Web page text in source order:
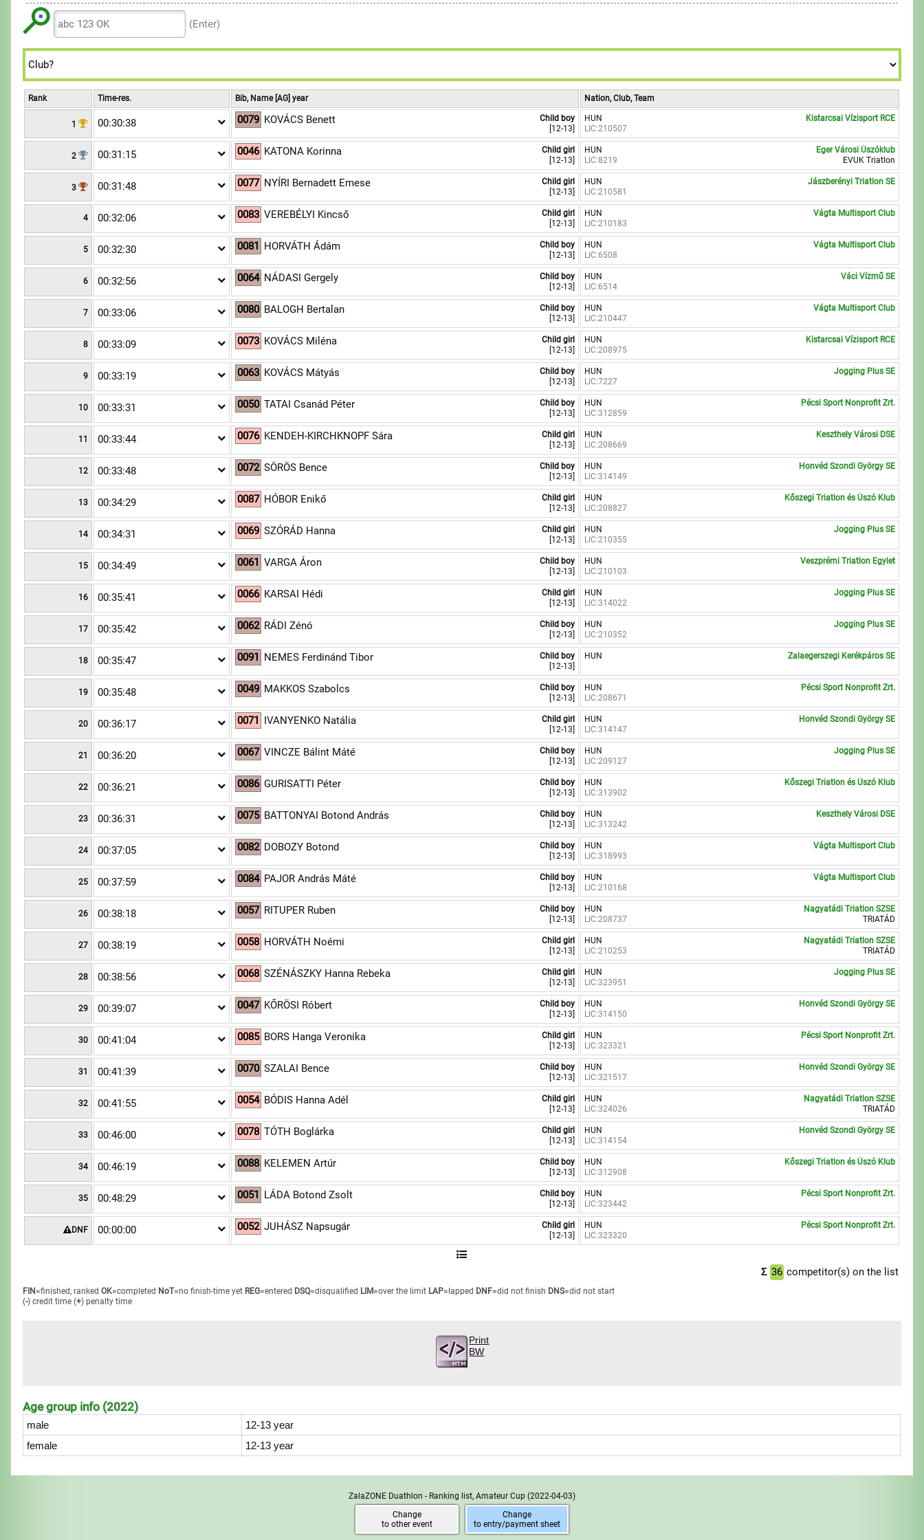
6
8
6
8
9
7
9
9
(Enter)
Rank Time-res. Bib, Name [AG] year Nation, Club, Team
1 00:30:38 0079
Child boy
[12-13]
KOVÁCS Benett
HUN
LIC:210507
Kistarcsai Vízisport RCE
2 00:31:15 0046
Child girl
[12-13]
KATONA Korinna
HUN
LIC:8219
Eger Városi Úszóklub
EVUK Triatlon
3 00:31:48 0077
Child girl
[12-13]
NYÍRI Bernadett Emese
HUN
LIC:210581
Jászberényi Triatlon SE
4 00:32:06 0083
Child girl
[12-13]
VEREBÉLYI Kincső
HUN
LIC:210183
Vágta Multisport Club
5 00:32:30 0081
Child boy
[12-13]
HORVÁTH Ádám
HUN
LIC:6508
Vágta Multisport Club
6 00:32:56 0064
Child boy
[12-13]
NÁDASI Gergely
HUN
LIC:6514
Váci Vízmű SE
7 00:33:06 0080
Child boy
[12-13]
BALOGH Bertalan
HUN
LIC:210447
Vágta Multisport Club
8 00:33:09 0073
Child girl
[12-13]
KOVÁCS Miléna
HUN
LIC:208975
Kistarcsai Vízisport RCE
9 00:33:19 0063
Child boy
[12-13]
KOVÁCS Mátyás
HUN
LIC:7227
Jogging Plus SE
10 00:33:31 0050
Child boy
[12-13]
TATAI Csanád Péter
HUN
LIC:312859
Pécsi Sport Nonprofit Zrt.
11 00:33:44 0076
Child girl
[12-13]
KENDEH-KIRCHKNOPF Sára
HUN
LIC:208669
Keszthely Városi DSE
12 00:33:48 0072
Child boy
[12-13]
SÖRÖS Bence
HUN
LIC:314149
Honvéd Szondi György SE
13 00:34:29 0087
Child girl
[12-13]
HÓBOR Enikő
HUN
LIC:208827
Kőszegi Triatlon és Úszó Klub
14 00:34:31 0069
Child girl
[12-13]
SZÓRÁD Hanna
HUN
LIC:210355
Jogging Plus SE
15 00:34:49 0061
Child boy
[12-13]
VARGA Áron
HUN
LIC:210103
Veszprémi Triatlon Egylet
16 00:35:41 0066
Child girl
[12-13]
KARSAI Hédi
HUN
LIC:314022
Jogging Plus SE
17 00:35:42 0062
Child boy
[12-13]
RÁDI Zénó
HUN
LIC:210352
Jogging Plus SE
18 00:35:47 0091
Child boy
[12-13]
NEMES Ferdinánd Tibor HUN Zalaegerszegi Kerékpáros SE
19 00:35:48 0049
Child boy
[12-13]
MAKKOS Szabolcs
HUN
LIC:208671
Pécsi Sport Nonprofit Zrt.
20 00:36:17 0071
Child girl
[12-13]
IVANYENKO Natália
HUN
LIC:314147
Honvéd Szondi György SE
21 00:36:20 0067
Child boy
[12-13]
VINCZE Bálint Máté
HUN
LIC:209127
Jogging Plus SE
22 00:36:21 0086
Child boy
[12-13]
GURISATTI Péter
HUN
LIC:313902
Kőszegi Triatlon és Úszó Klub
23 00:36:31 0075
Child boy
[12-13]
BATTONYAI Botond András
HUN
LIC:313242
Keszthely Városi DSE
24 00:37:05 0082
Child boy
[12-13]
DOBOZY Botond
HUN
LIC:318993
Vágta Multisport Club
25 00:37:59 0084
Child boy
[12-13]
PAJOR András Máté
HUN
LIC:210168
Vágta Multisport Club
26 00:38:18 0057
Child boy
[12-13]
RITUPER Ruben
HUN
LIC:208737
Nagyatádi Triatlon SZSE
TRIATÁD
27 00:38:19 0058
Child girl
[12-13]
HORVÁTH Noémi
HUN
LIC:210253
Nagyatádi Triatlon SZSE
TRIATÁD
28 00:38:56 0068
Child girl
[12-13]
SZÉNÁSZKY Hanna Rebeka
HUN
LIC:323951
Jogging Plus SE
29 00:39:07 0047
Child boy
[12-13]
KŐRÖSI Róbert
HUN
LIC:314150
Honvéd Szondi György SE
30 00:41:04 0085
Child girl
[12-13]
BORS Hanga Veronika
HUN
LIC:323321
Pécsi Sport Nonprofit Zrt.
31 00:41:39 0070
Child boy
[12-13]
SZALAI Bence
HUN
LIC:321517
Honvéd Szondi György SE
32 00:41:55 0054
Child girl
[12-13]
BÓDIS Hanna Adél
HUN
LIC:324026
Nagyatádi Triatlon SZSE
TRIATÁD
33 00:46:00 0078
Child girl
[12-13]
TÓTH Boglárka
HUN
LIC:314154
Honvéd Szondi György SE
34 00:46:19 0088
Child boy
[12-13]
KELEMEN Artúr
HUN
LIC:312908
Kőszegi Triatlon és Úszó Klub
35 00:48:29 0051
Child boy
[12-13]
LÁDA Botond Zsolt
HUN
LIC:323442
Pécsi Sport Nonprofit Zrt.
DNF 00:00:00 0052
Child girl
[12-13]
JUHÁSZ Napsugár
HUN
LIC:323320
Pécsi Sport Nonprofit Zrt.
Σ 36 competitor(s) on the list
FIN =finished, ranked OK=completed NoT=no finish-time yet REG=entered DSQ=disqualified LIM=over the limit LAP=lapped DNF=did not finish DNS=did not start
(-) credit time (+) penalty time
Print
BW
Age group info (2022)
male
12-13 year
female
12-13 year
ZalaZONE Duathlon - Ranking list, Amateur Cup (2022-04-03)
Change
to other event
Change
to entry/payment sheet